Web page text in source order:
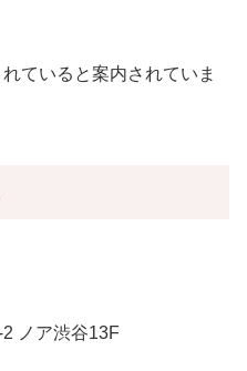
ていると案内されていま
ノア渋谷13F